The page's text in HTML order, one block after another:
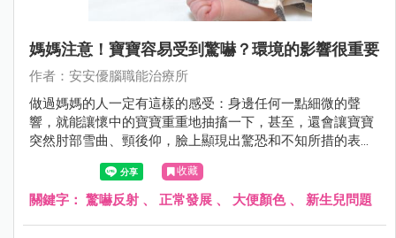
媽媽注意！寶寶容易受到驚嚇？環境的影響很重要
作者：安安優腦職能治療所
做過媽媽的人一定有這樣的感受：身邊任何一點細微的聲
響，就能讓懷中的寶寶重重地抽搐一下，甚至，還會讓寶寶
突然肘部雪曲、頸後仰，臉上顯現出驚恐和不知所措的表
情，好像受了天大的驚嚇。
收藏
關鍵字： 驚嚇反射 、 正常發展 、 大便顏色、 新生兒問題